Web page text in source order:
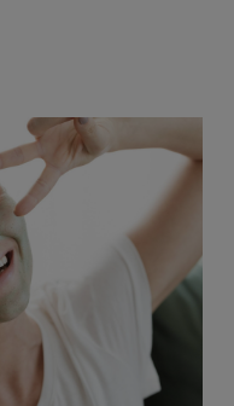
minut przy porannym
nie tylko włoski, ale też
barwiącego produktu.
Wystarczy odpowiednio
i działać spokojnie. Bez
twarzy wacikiem.
żeby efekt był czysty,